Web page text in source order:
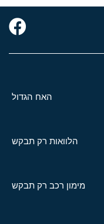
האח הגדול
הלוואות רק תבקש
מימון רכב רק תבקש